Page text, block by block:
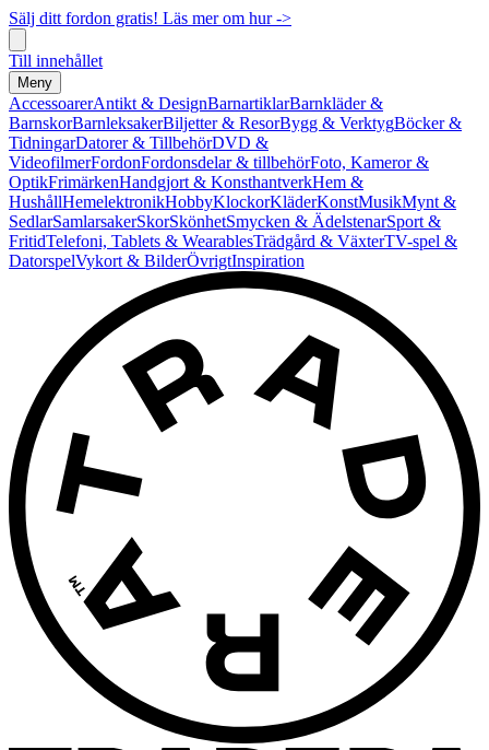
Sälj ditt fordon gratis! Läs mer om hur ->
Till innehållet
Meny
AccessoarerAntikt & DesignBarnartiklarBarnkläder &
BarnskorBarnleksakerBiljetter & ResorBygg & VerktygBöcker &
TidningarDatorer & TillbehörDVD &
VideofilmerFordonFordonsdelar & tillbehörFoto, Kameror &
OptikFrimärkenHandgjort & KonsthantverkHem &
HushållHemelektronikHobbyKlockorKläderKonstMusikMynt &
SedlarSamlarsakerSkorSkönhetSmycken & ÄdelstenarSport &
FritidTelefoni, Tablets & WearablesTrädgård & VäxterTV-spel &
DatorspelVykort & BilderÖvrigtInspiration